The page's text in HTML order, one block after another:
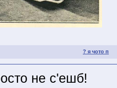
? я чото п
не с'ешб!